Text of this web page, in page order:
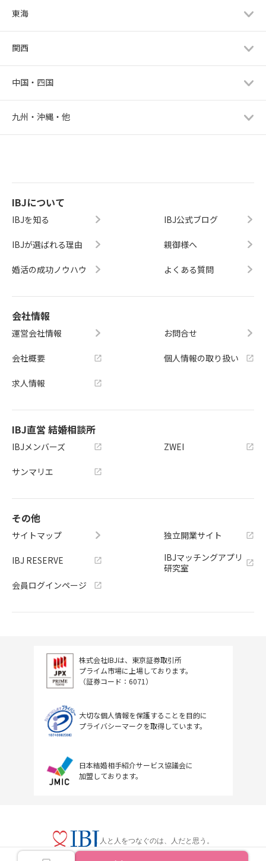
東海
関西
中国・四国
九州・沖縄・他
IBJについて
IBJを知る
IBJが選ばれる理由
婚活の成功ノウハウ
IBJ公式ブログ
親御様へ
よくある質問
会社情報
運営会社情報
会社概要
求人情報
お問合せ
個人情報の取り扱い
IBJ直営 結婚相談所
IBJメンバーズ
サンマリエ
ZWEI
その他
サイトマップ
IBJ RESERVE
会員ログインページ
独立開業サイト
IBJマッチングアプリ
研究室
株式会社IBJは、東京証券取引所
プライム市場に上場しております。
（証券コード：6071）
大切な個人情報を保護することを目的に
プライバシーマークを取得しています。
日本結婚相手紹介サービス協議会に
加盟しております。
人と人をつなぐのは、人だと思う。